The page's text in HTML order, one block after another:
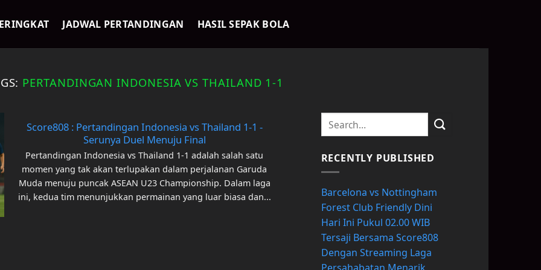
JADWAL PERTANDINGAN HASIL SEPAK BOLA
PERTANDINGAN INDONESIA VS THAILAND 1-1
Score808 : Pertandingan Indonesia vs Thailand 1-1 -
Serunya Duel Menuju Final
Pertandingan Indonesia vs Thailand 1-1 adalah salah satu
momen yang tak akan terlupakan dalam perjalanan Garuda
Muda menuju puncak ASEAN U23 Championship. Dalam laga
ini, kedua tim menunjukkan permainan yang luar biasa dan...
RECENTLY PUBLISHED
Barcelona vs Nottingham
Forest Club Friendly Dini
Hari Ini Pukul 02.00 WIB
Tersaji Bersama Score808
Dengan Streaming Laga